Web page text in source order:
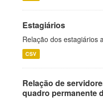
Estagiários
Relação dos estagiários
CSV
Relação de
quadro permanente